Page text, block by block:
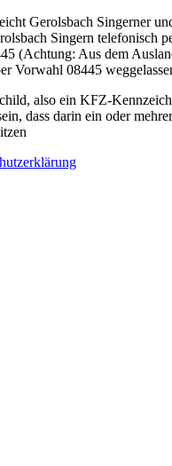
Gerolsbach Singerner
Singern telefonisch
(Achtung: Aus dem
Vorwahl 08445
also ein KFZ-
dass darin ein oder